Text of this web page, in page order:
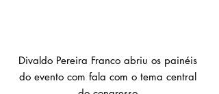
Divaldo Pereira Franco abriu os painéis
do evento com fala com o tema central